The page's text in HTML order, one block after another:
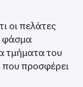
οι πελάτες
φάσμα
τμήματα του
προσφέρει